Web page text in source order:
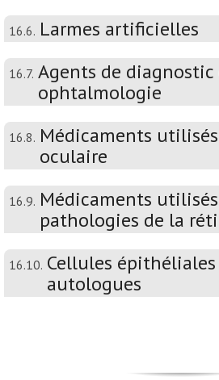
16.6. Larmes artificielles
16.7. Agents de diagnostic
ophtalmologie
16.8. Médicaments
oculaire
16.9. Médicaments
pathologies de la
16.10. Cellules
autologues